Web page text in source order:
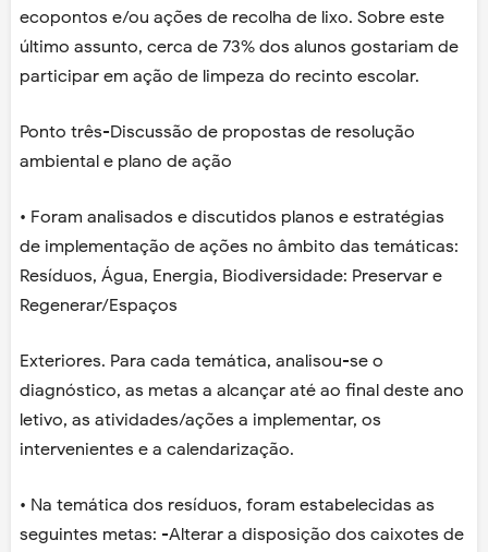
ecopontos e/ou ações de recolha de lixo. Sobre este
último assunto, cerca de 73% dos alunos gostariam de
participar em ação de limpeza do recinto escolar.
Ponto três-Discussão de propostas de resolução
ambiental e plano de ação
• Foram analisados e discutidos planos e estratégias
de implementação de ações no âmbito das temáticas:
Resíduos, Água, Energia, Biodiversidade: Preservar e
Regenerar/Espaços
Exteriores. Para cada temática, analisou-se o
diagnóstico, as metas a alcançar até ao final deste ano
letivo, as atividades/ações a implementar, os
intervenientes e a calendarização.
• Na temática dos resíduos, foram estabelecidas as
seguintes metas: -Alterar a disposição dos caixotes de